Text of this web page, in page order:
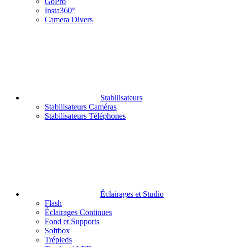
Insta360°
Camera Divers
Stabilisateurs
Stabilisateurs Caméras
Stabilisateurs Téléphones
Éclairages et Studio
Flash
Éclairages Continues
Fond et Supports
Softbox
Trépieds